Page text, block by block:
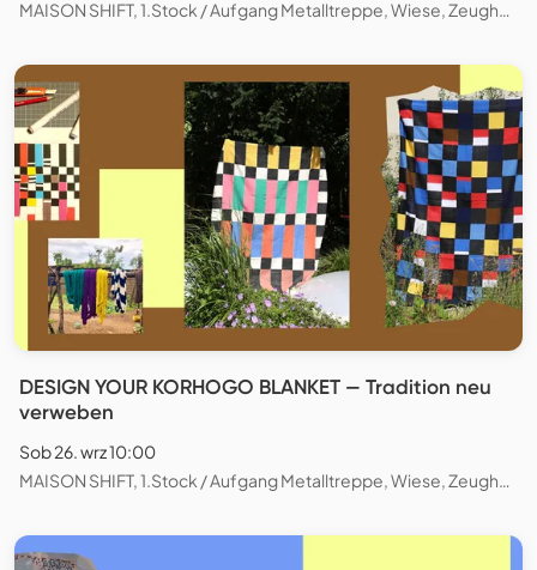
MAISON SHIFT, 1.Stock / Aufgang Metalltreppe, Wiese, Zeughausstrasse, Zürich, Schweiz
DESIGN YOUR KORHOGO BLANKET — Tradition neu
verweben
Sob 26. wrz 10:00
MAISON SHIFT, 1.Stock / Aufgang Metalltreppe, Wiese, Zeughausstrasse, Zürich, Schweiz